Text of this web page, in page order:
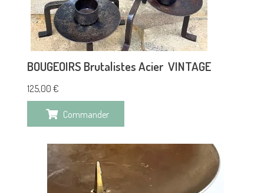
BOUGEOIRS Brutalistes Acier VINTAGE
125,00 €
Commander